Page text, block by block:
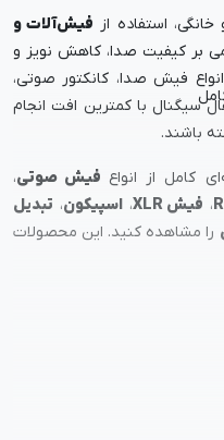
استفاده از فیش‌آلات و
بر کیفیت صدا، کاهش نویز و
فیش صدا، کانکتور صوتی،
سیگنال با کمترین افت انجام
باشند.
کامل از انواع فیش صوتی،
، فیش XLR ،اسپیکون، تبدیل
را مشاهده کنید. این محصولات